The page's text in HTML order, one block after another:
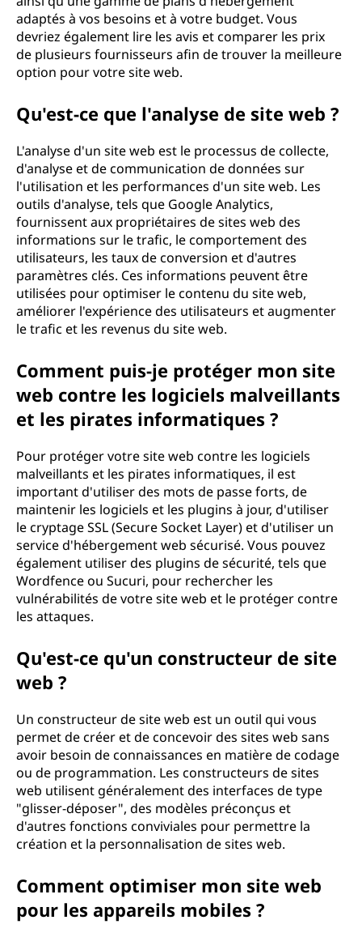
adaptés à vos besoins et à votre budget. Vous
devriez également lire les avis et comparer les prix
de plusieurs fournisseurs afin de trouver la meilleure
option pour votre site web.
Qu'est-ce que l'analyse de site web ?
L'analyse d'un site web est le processus de collecte,
d'analyse et de communication de données sur
l'utilisation et les performances d'un site web. Les
outils d'analyse, tels que Google Analytics,
fournissent aux propriétaires de sites web des
informations sur le trafic, le comportement des
utilisateurs, les taux de conversion et d'autres
paramètres clés. Ces informations peuvent être
utilisées pour optimiser le contenu du site web,
améliorer l'expérience des utilisateurs et augmenter
le trafic et les revenus du site web.
Comment puis-je protéger mon site
web contre les logiciels malveillants
et les pirates informatiques ?
Pour protéger votre site web contre les logiciels
malveillants et les pirates informatiques, il est
important d'utiliser des mots de passe forts, de
maintenir les logiciels et les plugins à jour, d'utiliser
le cryptage SSL (Secure Socket Layer) et d'utiliser un
service d'hébergement web sécurisé. Vous pouvez
également utiliser des plugins de sécurité, tels que
Wordfence ou Sucuri, pour rechercher les
vulnérabilités de votre site web et le protéger contre
les attaques.
Qu'est-ce qu'un constructeur de site
web ?
Un constructeur de site web est un outil qui vous
permet de créer et de concevoir des sites web sans
avoir besoin de connaissances en matière de codage
ou de programmation. Les constructeurs de sites
web utilisent généralement des interfaces de type
"glisser-déposer", des modèles préconçus et
d'autres fonctions conviviales pour permettre la
création et la personnalisation de sites web.
Comment optimiser mon site web
pour les appareils mobiles ?